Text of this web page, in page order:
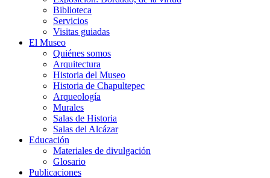
Biblioteca
Servicios
Visitas guiadas
El Museo
Quiénes somos
Arquitectura
Historia del Museo
Historia de Chapultepec
Arqueología
Murales
Salas de Historia
Salas del Alcázar
Educación
Materiales de divulgación
Glosario
Publicaciones